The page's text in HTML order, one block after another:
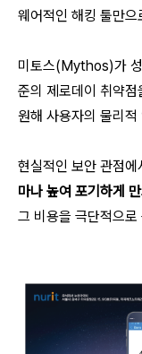
웨어적인 해킹 툴만
미토스(Mythos)가 성
준의 제로데이 취약
원해 사용자의 물리
현실적인 보안 관점에
마나 높여 포기하게
그 비용을 극단적으